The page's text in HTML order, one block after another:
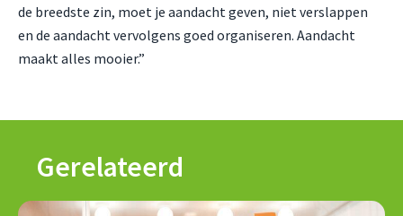
de breedste zin, moet je aandacht geven, niet verslappen
en de aandacht vervolgens goed organiseren. Aandacht
maakt alles mooier.”
Gerelateerd